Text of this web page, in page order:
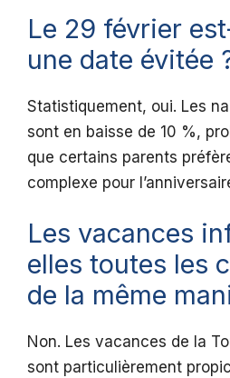
Le 29 février
une date évitée
Statistiquement, oui. Les
sont en baisse de 10 %,
que certains parents
complexe pour
Les vacances
elles toutes les
de la même
Non. Les vacances de la
sont particulièrement